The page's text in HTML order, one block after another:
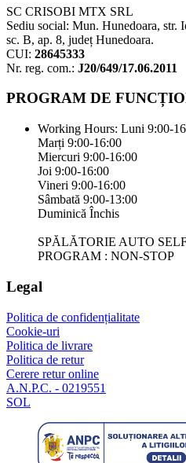
SC CRISOBI MTX SRL
Sediu social: Mun. Hunedoara, str.
sc. B, ap. 8, județ Hunedoara.
CUI: 28645333
Nr. reg. com.: J20/649/17.06.2011
PROGRAM DE
Working Hours: Luni 9:00-
Marți 9:00-16:00
Miercuri 9:00-16:00
Joi 9:00-16:00
Vineri 9:00-16:00
Sâmbată 9:00-13:00
Duminică Închis
SPĂLĂTORIE AUTO
PROGRAM : NON-STOP
Legal
Politica de confidențialitate
Cookie-uri
Politica de livrare
Politica de retur
Cerere retur online
A.N.P.C. - 0219551
SOL